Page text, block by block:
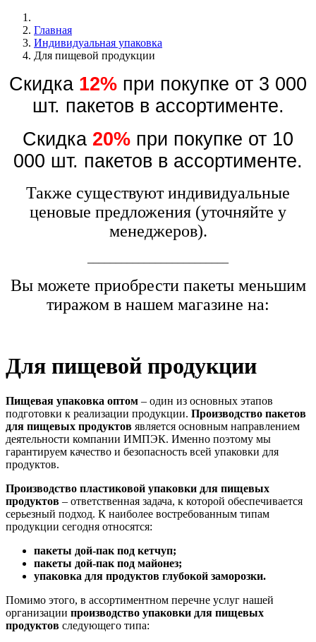
Главная
Индивидуальная упаковка
Для пищевой продукции
Скидка 12% при покупке от 3 000
шт. пакетов в ассортименте.
Скидка 20% при покупке от 10
000 шт. пакетов в ассортименте.
Также существуют индивидуальные
ценовые предложения (уточняйте у
менеджеров).
Вы можете приобрести пакеты меньшим
тиражом в нашем магазине на:
Для пищевой продукции
Пищевая упаковка оптом – один из основных этапов
подготовки к реализации продукции. Производство пакетов
для пищевых продуктов является основным направлением
деятельности компании ИМПЭК. Именно поэтому мы
гарантируем качество и безопасность всей упаковки для
продуктов.
Производство пластиковой упаковки для пищевых
продуктов – ответственная задача, к которой обеспечивается
серьезный подход. К наиболее востребованным типам
продукции сегодня относятся:
пакеты дой-пак под кетчуп;
пакеты дой-пак под майонез;
упаковка для продуктов глубокой заморозки.
Помимо этого, в ассортиментном перечне услуг нашей
организации производство упаковки для пищевых
продуктов следующего типа: